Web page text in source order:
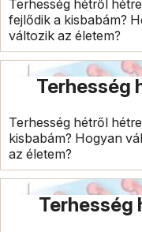
Terhesség hétről
fejlődik a kisbabám?
változik az életem?
Terhesség
Terhesség hétről
kisbabám? Hogyan
az életem?
Terhesség